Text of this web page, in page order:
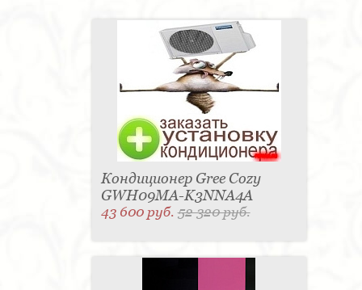
Кондиционер Gree Cozy
GWH09MA-K3NNA4A
43 600 руб.52 320 руб.